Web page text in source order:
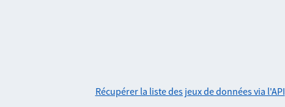
Récupérer la liste des jeux de données via l'API